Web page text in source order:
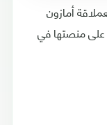
أمازون
مقلدة على منصتها في